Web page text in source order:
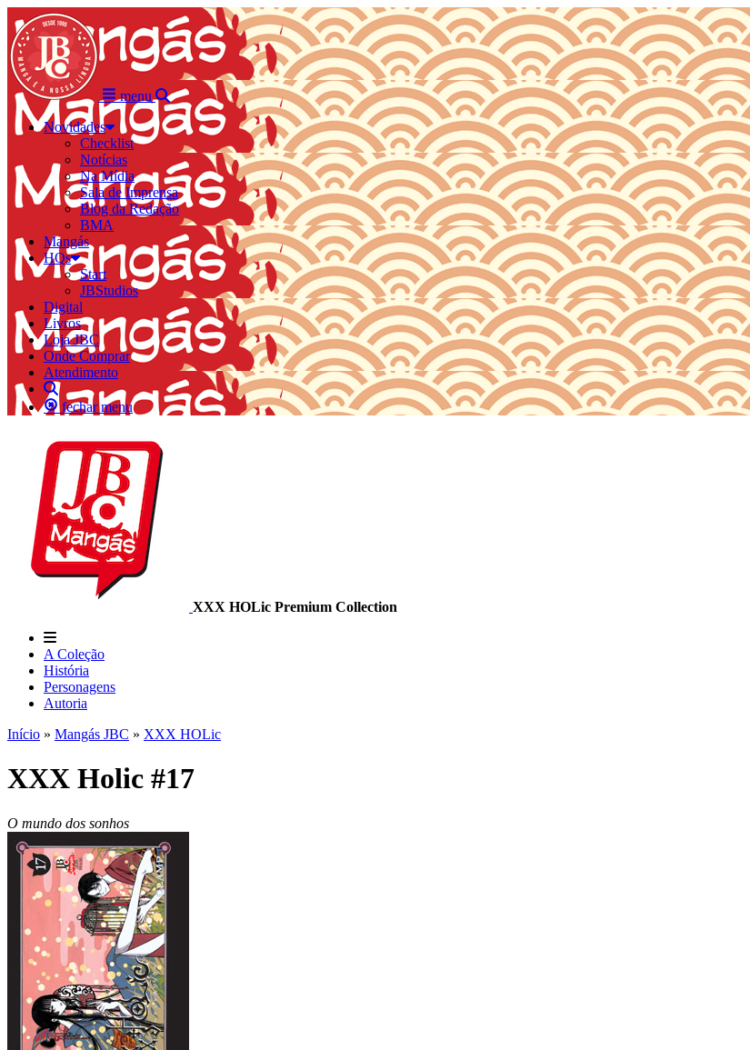
menu
Novidades
Checklist
Notícias
Na Mídia
Sala de Imprensa
Blog da Redação
BMA
Mangás
HQs
Start
JBStudios
Digital
Livros
Loja JBC
Onde Comprar
Atendimento
fechar menu
XXX HOLic Premium Collection
A Coleção
História
Personagens
Autoria
Início » Mangás JBC » XXX HOLic
XXX Holic #17
O mundo dos sonhos